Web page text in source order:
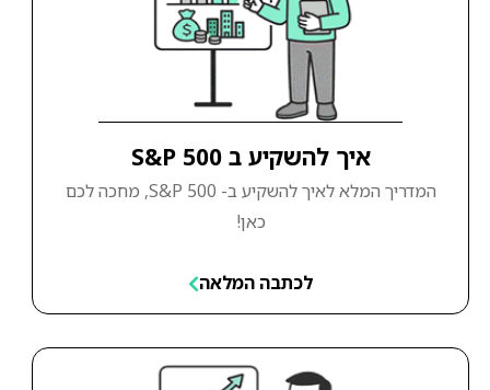
איך להשקיע ב S&P 500
המדריך המלא לאיך להשקיע ב- S&P 500, מחכה לכם
כאן!
לכתבה המלאה